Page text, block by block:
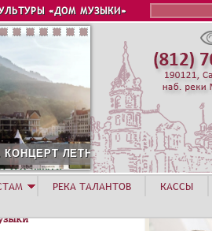
«ДОМ МУЗЫКИ»
ХУТОР
РЕКА ТАЛАНТОВ
КАССЫ